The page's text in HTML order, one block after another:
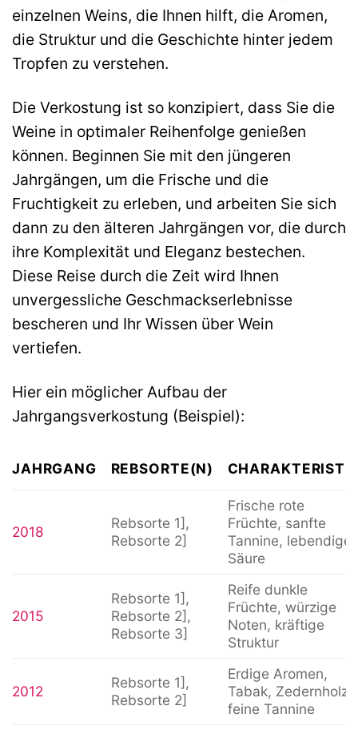
einzelnen Weins, die Ihnen hilft, die Aromen,
die Struktur und die Geschichte hinter jedem
Tropfen zu verstehen.
Die Verkostung ist so konzipiert, dass Sie die
Weine in optimaler Reihenfolge genießen
können. Beginnen Sie mit den jüngeren
Jahrgängen, um die Frische und die
Fruchtigkeit zu erleben, und arbeiten Sie sich
dann zu den älteren Jahrgängen vor, die durch
ihre Komplexität und Eleganz bestechen.
Diese Reise durch die Zeit wird Ihnen
unvergessliche Geschmackserlebnisse
bescheren und Ihr Wissen über Wein
vertiefen.
Hier ein möglicher Aufbau der
Jahrgangsverkostung (Beispiel):
JAHRGANG REBSORTE(N)
2018
Rebsorte 1],
Rebsorte 2]
Frische rote
Früchte, sanfte
Tannine, lebendige
Säure
2015
Rebsorte 1],
Rebsorte 2],
Rebsorte 3]
Reife dunkle
Früchte, würzige
Noten, kräftige
Struktur
2012
Rebsorte 1],
Rebsorte 2]
Erdige Aromen,
Tabak, Zedernholz,
feine Tannine